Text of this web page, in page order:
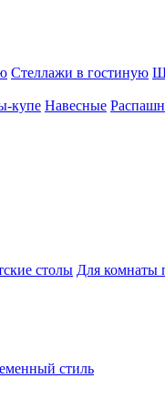
Стеллажи в гостиную
купе Навесные
столы Для комнаты
стиль